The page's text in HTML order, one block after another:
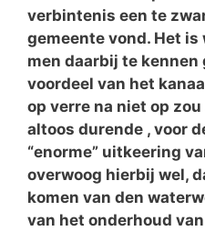
verbintenis een te
gemeente vond. Het
men daarbij te
voordeel van het
op verre na niet op
altoos durende , voor
“enorme” uitkeering
overwoog hierbij wel,
komen van den
van het onderhoud